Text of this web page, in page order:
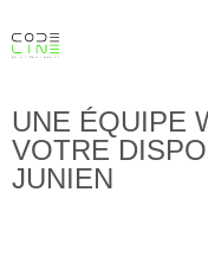
UNE ÉQUIPE
VOTRE
JUNIEN